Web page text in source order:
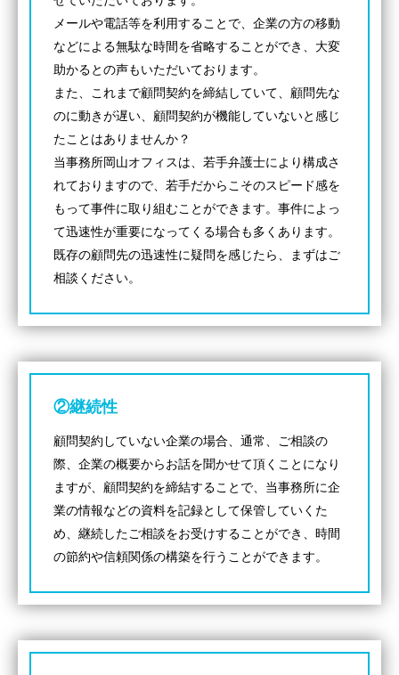
トップページ
個人のお客様
法人のお客様
メールや電話等を利用することで、企業の方の移動
などによる無駄な時間を省略することができ、大変
助かるとの声もいただいております。
また、これまで顧問契約を締結していて、顧問先な
のに動きが遅い、顧問契約が機能していないと感じ
たことはありませんか？
当事務所岡山オフィスは、若手弁護士により構成さ
れておりますので、若手だからこそのスピード感を
もって事件に取り組むことができます。事件によっ
て迅速性が重要になってくる場合も多くあります。
既存の顧問先の迅速性に疑問を感じたら、まずはご
相談ください。
②継続性
顧問契約していない企業の場合、通常、ご相談の
際、企業の概要からお話を聞かせて頂くことになり
ますが、顧問契約を締結することで、当事務所に企
業の情報などの資料を記録として保管していくた
め、継続したご相談をお受けすることができ、時間
の節約や信頼関係の構築を行うことができます。